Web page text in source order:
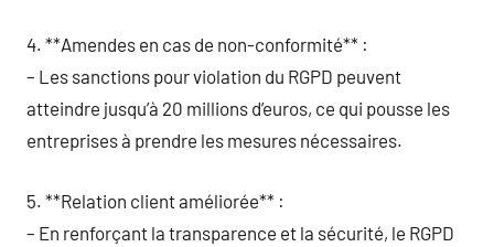
4. **Amendes en cas de non-conformité** :
– Les sanctions pour violation du RGPD peuvent
atteindre jusqu’à 20 millions d’euros, ce qui pousse les
entreprises à prendre les mesures nécessaires.
5. **Relation client améliorée** :
– En renforçant la transparence et la sécurité, le RGPD